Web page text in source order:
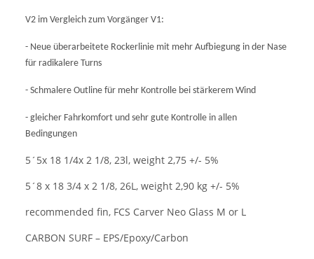
V2 im Vergleich zum Vorgänger V1:
- Neue überarbeitete Rockerlinie mit mehr Aufbiegung in der Nase
für radikalere Turns
- Schmalere Outline für mehr Kontrolle bei stärkerem Wind
- gleicher Fahrkomfort und sehr gute Kontrolle in allen
Bedingungen
5´5x 18 1/4x 2 1/8, 23l, weight 2,75 +/- 5%
5´8 x 18 3/4 x 2 1/8, 26L, weight 2,90 kg +/- 5%
recommended fin, FCS Carver Neo Glass M or L
CARBON SURF – EPS/Epoxy/Carbon